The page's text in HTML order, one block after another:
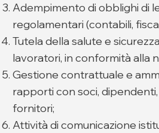
Adempimento di obblighi di
regolamentari (contabili,
Tutela della salute e
lavoratori, in conformità alla
Gestione contrattuale e
rapporti con soci,
fornitori;
Attività di comunicazione